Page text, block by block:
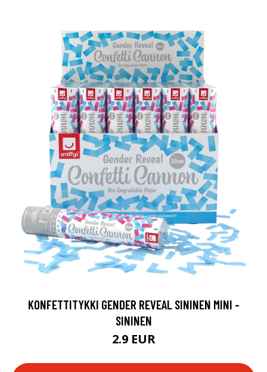
KONFETTITYKKI GENDER REVEAL SININEN MINI -
SININEN
2.9 EUR